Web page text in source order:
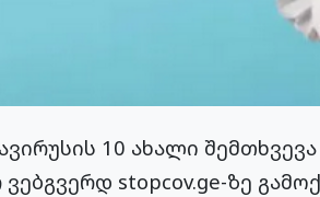
10 ახალი
stopcov.ge-ზე